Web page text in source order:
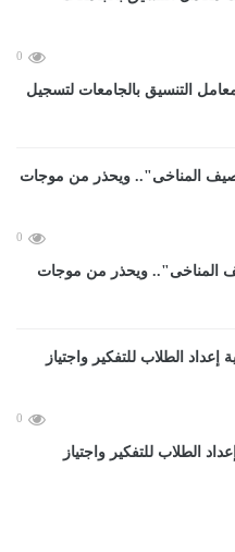
0
2026.. خدمات معامل التنسيق بالجامعات لتسجيل
0
المناخى".. ويحذر من موجات
0
الطلاب للتفكير واجتياز